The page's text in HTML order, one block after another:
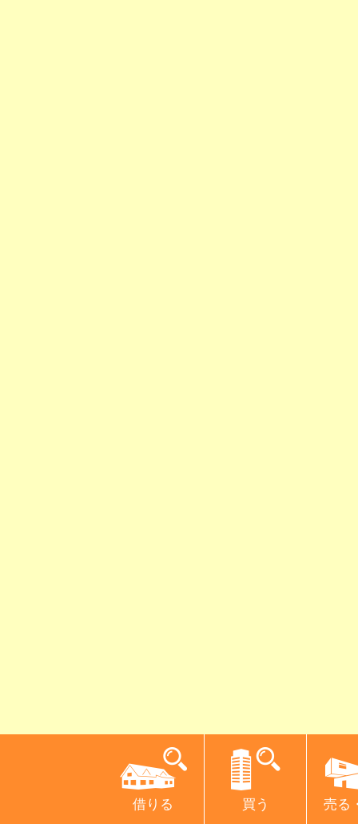
借りる 買う 売る